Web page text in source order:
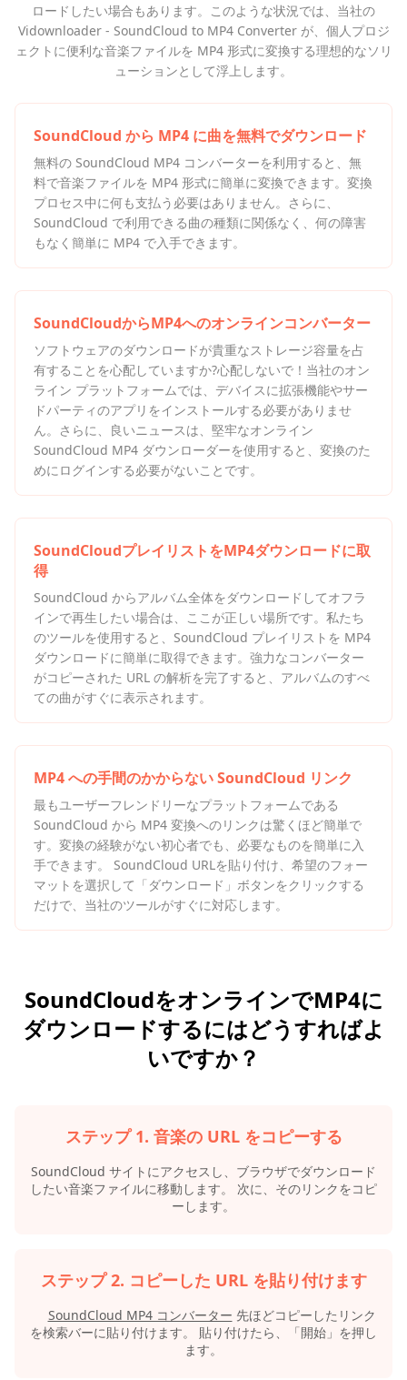
ロードしたい場合もあります。このような状況では、当社の
Vidownloader - SoundCloud to MP4 Converter が、個人プロジ
ェクトに便利な音楽ファイルを MP4 形式に変換する理想的なソリ
ューションとして浮上します。
SoundCloud から MP4 に曲を無料でダウンロード
無料の SoundCloud MP4 コンバーターを利用すると、無
料で音楽ファイルを MP4 形式に簡単に変換できます。変換
プロセス中に何も支払う必要はありません。さらに、
SoundCloud で利用できる曲の種類に関係なく、何の障害
もなく簡単に MP4 で入手できます。
SoundCloudからMP4へのオンラインコンバーター
ソフトウェアのダウンロードが貴重なストレージ容量を占
有することを心配していますか?心配しないで！当社のオン
ライン プラットフォームでは、デバイスに拡張機能やサー
ドパーティのアプリをインストールする必要がありませ
ん。さらに、良いニュースは、堅牢なオンライン
SoundCloud MP4 ダウンローダーを使用すると、変換のた
めにログインする必要がないことです。
SoundCloudプレイリストをMP4ダウンロードに取
得
SoundCloud からアルバム全体をダウンロードしてオフラ
インで再生したい場合は、ここが正しい場所です。私たち
のツールを使用すると、SoundCloud プレイリストを MP4
ダウンロードに簡単に取得できます。強力なコンバーター
がコピーされた URL の解析を完了すると、アルバムのすべ
ての曲がすぐに表示されます。
MP4 への手間のかからない SoundCloud リンク
最もユーザーフレンドリーなプラットフォームである
SoundCloud から MP4 変換へのリンクは驚くほど簡単で
す。変換の経験がない初心者でも、必要なものを簡単に入
手できます。 SoundCloud URLを貼り付け、希望のフォー
マットを選択して「ダウンロード」ボタンをクリックする
だけで、当社のツールがすぐに対応します。
SoundCloudをオンラインでMP4に
ダウンロードするにはどうすればよ
いですか？
ステップ 1. 音楽の URL をコピーする
SoundCloud サイトにアクセスし、ブラウザでダウンロード
したい音楽ファイルに移動します。 次に、そのリンクをコピ
ーします。
ステップ 2. コピーした URL を貼り付けます
SoundCloud MP4 コンバーター 先ほどコピーしたリンク
を検索バーに貼り付けます。 貼り付けたら、「開始」を押し
ます。